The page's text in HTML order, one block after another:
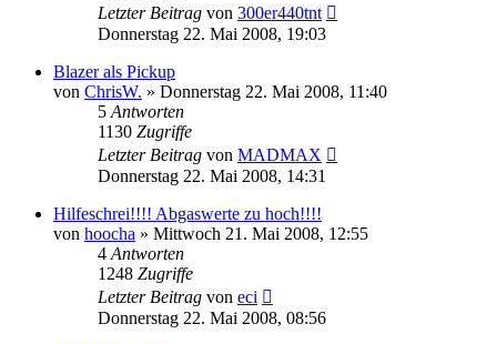
Letzter Beitrag von 300er440tnt
Donnerstag 22. Mai 2008, 19:03
Blazer als Pickup
von ChrisW. » Donnerstag 22. Mai 2008, 11:40
5 Antworten
1130 Zugriffe
Letzter Beitrag von MADMAX
Donnerstag 22. Mai 2008, 14:31
Hilfeschrei!!!! Abgaswerte zu hoch!!!!
von hoocha » Mittwoch 21. Mai 2008, 12:55
4 Antworten
1248 Zugriffe
Letzter Beitrag von eci
Donnerstag 22. Mai 2008, 08:56